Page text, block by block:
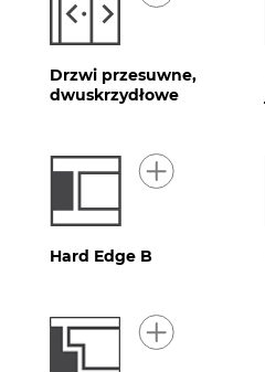
Drzwi przesuwne,
dwuskrzydłowe
Hard Edge B